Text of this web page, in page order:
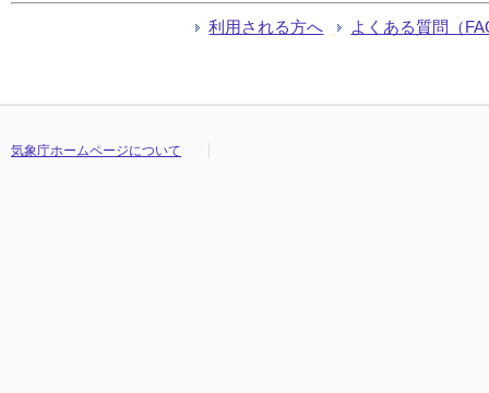
利用される方へ よくある質問（
気象庁ホームページについて